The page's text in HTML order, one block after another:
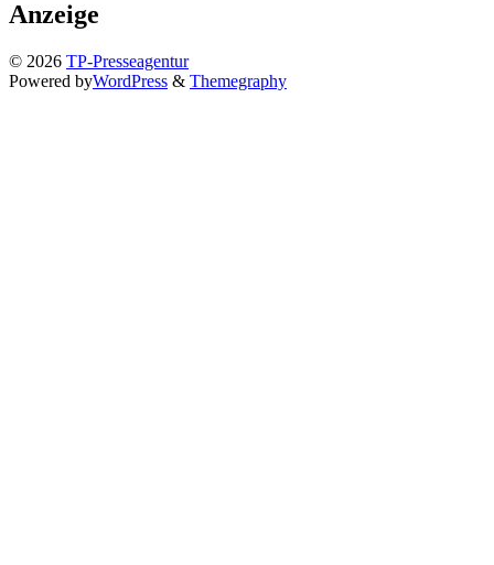
Anzeige
© 2026 TP-Presseagentur
Powered byWordPress & Themegraphy